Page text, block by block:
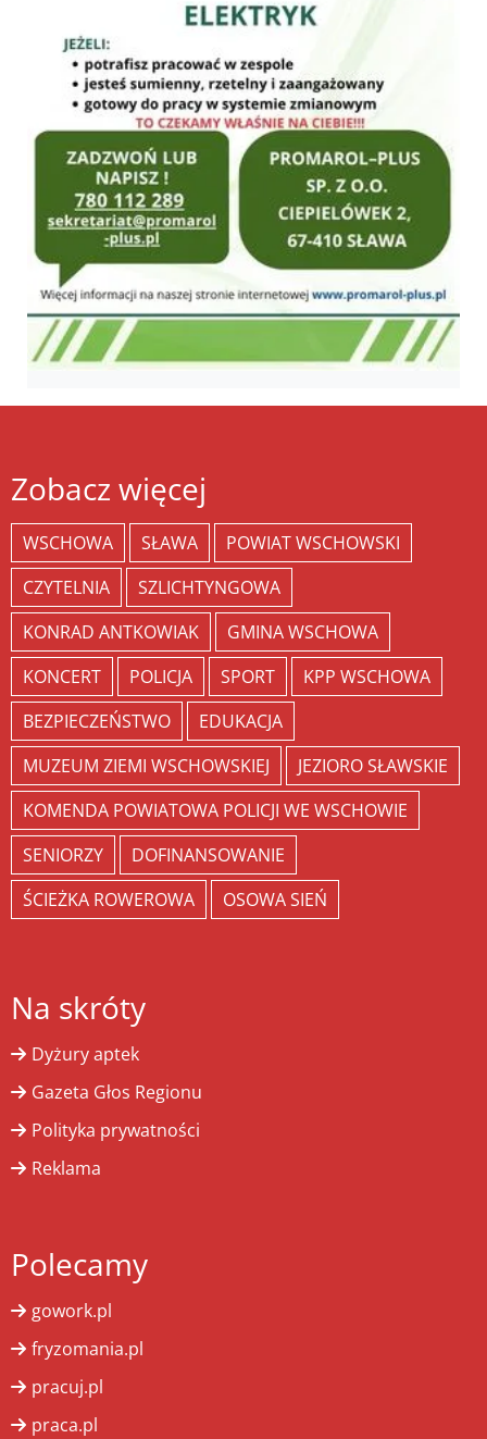
Zobacz więcej
WSCHOWA SŁAWA
POWIAT WSCHOWSKI
CZYTELNIA
SZLICHTYNGOWA
KONRAD ANTKOWIAK
GMINA WSCHOWA
KONCERT
POLICJA SPORT
KPP WSCHOWA
BEZPIECZEŃSTWO
EDUKACJA
MUZEUM ZIEMI WSCHOWSKIEJ
JEZIORO SŁAWSKIE
KOMENDA POWIATOWA POLICJI WE WSCHOWIE
SENIORZY
DOFINANSOWANIE
ŚCIEŻKA ROWEROWA
OSOWA SIEŃ
Na skróty
Dyżury aptek
Gazeta Głos Regionu
Polityka prywatności
Reklama
Polecamy
gowork.pl
fryzomania.pl
pracuj.pl
praca.pl